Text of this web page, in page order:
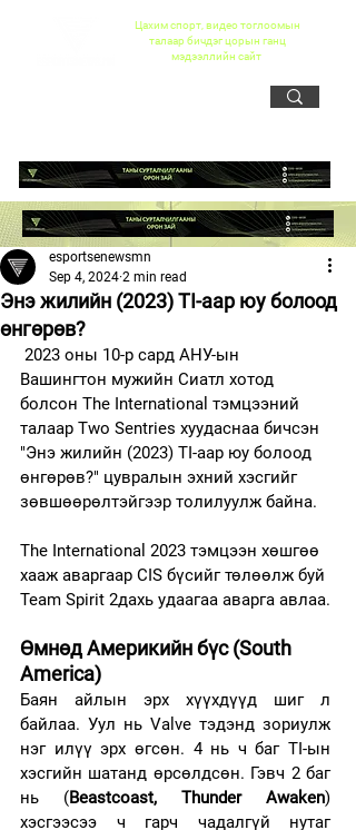
Цахим спорт, видео тоглоомын
талаар бичдэг цорын ганц
мэдээллийн сайт
Энэ жилийн (2023) TI-аар юу болоод
өнгөрөв?
esportsenewsmn
Sep 4, 2024 2 min read
2023 оны 10-р сард АНУ-ын
Вашингтон мужийн Сиатл хотод
болсон The International тэмцээний
талаар Two Sentries хуудаснаа бичсэн
"Энэ жилийн (2023) TI-аар юу болоод
өнгөрөв?" цувралын эхний хэсгийг
зөвшөөрөлтэйгээр толилуулж байна.
The International 2023 тэмцээн хөшгөө
хааж аваргаар CIS бүсийг төлөөлж буй
Team Spirit 2дахь удаагаа аварга авлаа.
Өмнөд Америкийн бүс (South
America)
Баян айлын эрх хүүхдүүд шиг л
байлаа. Уул нь Valve тэдэнд зориулж
нэг илүү эрх өгсөн. 4 нь ч баг TI-ын
хэсгийн шатанд өрсөлдсөн. Гэвч 2 баг
нь (Beastcoast, Thunder Awaken)
хэсгээсээ ч гарч чадалгүй нутаг